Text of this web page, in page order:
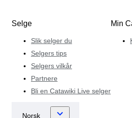
Selge
Slik selger du
Selgers tips
Selgers vilkår
Partnere
Bli en Catawiki Live selger
Min